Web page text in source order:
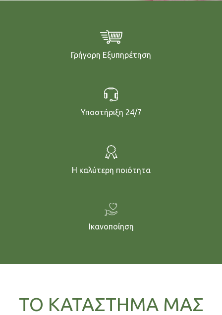
Γρήγορη Εξυπηρέτηση
Υποστήριξη 24/7
Η καλύτερη ποιότητα
Ικανοποίηση
ΤΟ ΚΑΤΑΣΤΗΜΑ ΜΑΣ